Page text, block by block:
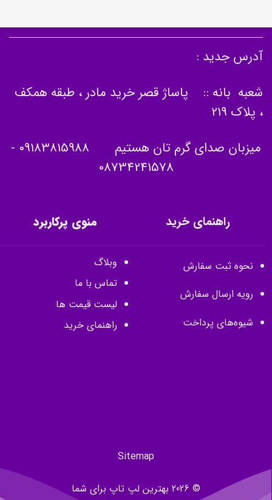
آدرس جدید :
شعبه بانه :: پاساژ قصر خرید مادر ، طبقه همکف
، پلاک 219
میزبان صدای گرم تان هستیم 09183815988
-
08734241578
راهنمای خرید
نحوه ثبت سفارش
رویه ارسال سفارش
شیوه‌های پرداخت
منوی پرکاربرد
وبلاگ
تماس با ما
لیست قیمت ها
راهنمای خرید
Sitemap
© 2026 بهترین لپ تاپ برای شما